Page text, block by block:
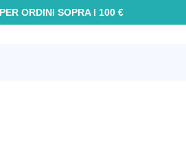
ORDINI SOPRA I 100 €